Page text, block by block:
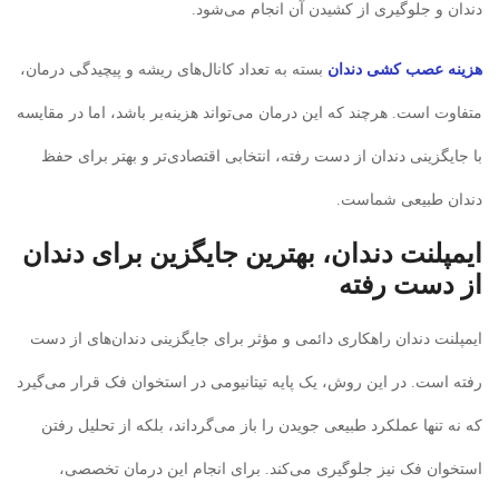
دندان و جلوگیری از کشیدن آن انجام می‌شود.
هزینه عصب کشی دندان بسته به تعداد کانال‌های ریشه و پیچیدگی درمان،
متفاوت است. هرچند که این درمان می‌تواند هزینه‌بر باشد، اما در مقایسه
با جایگزینی دندان از دست رفته، انتخابی اقتصادی‌تر و بهتر برای حفظ
دندان طبیعی شماست.
ایمپلنت دندان، بهترین جایگزین برای دندان
از دست رفته
ایمپلنت دندان راهکاری دائمی و مؤثر برای جایگزینی دندان‌های از دست
رفته است. در این روش، یک پایه تیتانیومی در استخوان فک قرار می‌گیرد
که نه تنها عملکرد طبیعی جویدن را باز می‌گرداند، بلکه از تحلیل رفتن
استخوان فک نیز جلوگیری می‌کند. برای انجام این درمان تخصصی،